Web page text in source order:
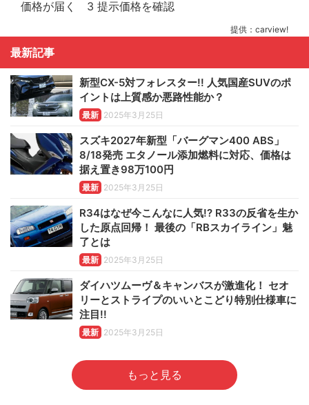
提供：carview!
最新記事
新型CX-5対フォレスター!! 人気国産SUVのポ
イントは上質感か悪路性能か？
最新 2025年3月25日
スズキ2027年新型「バーグマン400 ABS」
8/18発売 エタノール添加燃料に対応、価格は
据え置き98万100円
最新 2025年3月25日
R34はなぜ今こんなに人気!? R33の反省を生か
した原点回帰！ 最後の「RBスカイライン」魅
了とは
最新 2025年3月25日
ダイハツムーヴ＆キャンバスが激進化！ セオ
リーとストライプのいいとこどり特別仕様車に
注目!!
最新 2025年3月25日
もっと見る